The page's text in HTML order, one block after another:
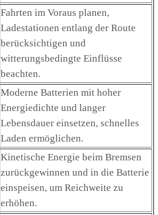
Fahrten im Voraus planen,
Ladestationen entlang der Route
berücksichtigen und
witterungsbedingte Einflüsse
beachten.
Moderne Batterien mit hoher
Energiedichte und langer
Lebensdauer einsetzen, schnelles
Laden ermöglichen.
Kinetische Energie beim Bremsen
zurückgewinnen und in die Batterie
einspeisen, um Reichweite zu
erhöhen.